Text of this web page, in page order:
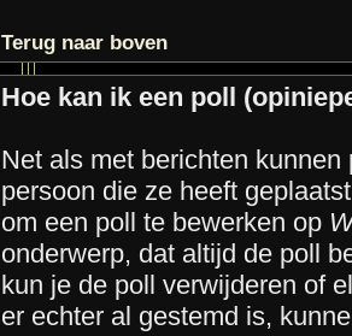
Terug naar boven
Hoe kan ik een poll
Net als met berichten
persoon die ze heeft
om een poll te bewerken op
onderwerp, dat altijd de poll
kun je de poll verwijderen of
er echter al gestemd is,